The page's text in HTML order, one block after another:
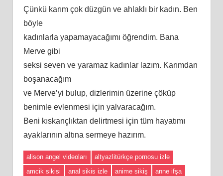
Çünkü karım çok düzgün ve ahlaklı bir kadın. Ben
böyle
kadınlarla yapamayacağımı öğrendim. Bana
Merve gibi
seksi seven ve yaramaz kadınlar lazım. Karımdan
boşanacağım
ve Merve’yi bulup, dizlerimin üzerine çöküp
benimle evlenmesi için yalvaracağım.
Beni kıskançlıktan delirtmesi için tüm hayatımı
ayaklarının altına sermeye hazırım.
alison angel videoları
altyazlitürkçe pornosu izle
amcik sikisi
anal sikis izle anime sikiş
anne ifşa